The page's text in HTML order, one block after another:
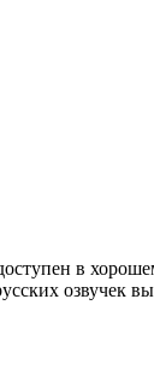
в
озвучек